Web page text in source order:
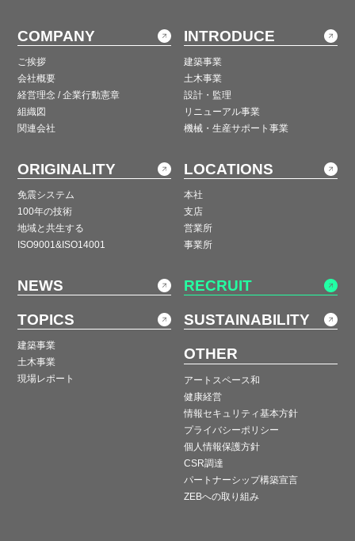
COMPANY
ご挨拶
会社概要
経営理念 / 企業行動憲章
組織図
関連会社
INTRODUCE
建築事業
土木事業
設計・監理
リニューアル事業
機械・生産サポート事業
ORIGINALITY
免震システム
100年の技術
地域と共生する
ISO9001&ISO14001
LOCATIONS
本社
支店
営業所
事業所
NEWS
TOPICS
建築事業
土木事業
現場レポート
RECRUIT
SUSTAINABILITY
OTHER
アートスペース和
健康経営
情報セキュリティ基本方針
プライバシーポリシー
個人情報保護方針
CSR調達
パートナーシップ構築宣言
ZEBへの取り組み